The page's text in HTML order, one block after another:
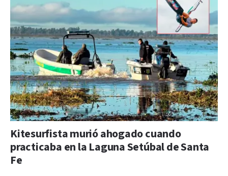
Kitesurfista murió ahogado cuando
practicaba en la Laguna Setúbal de Santa
Fe